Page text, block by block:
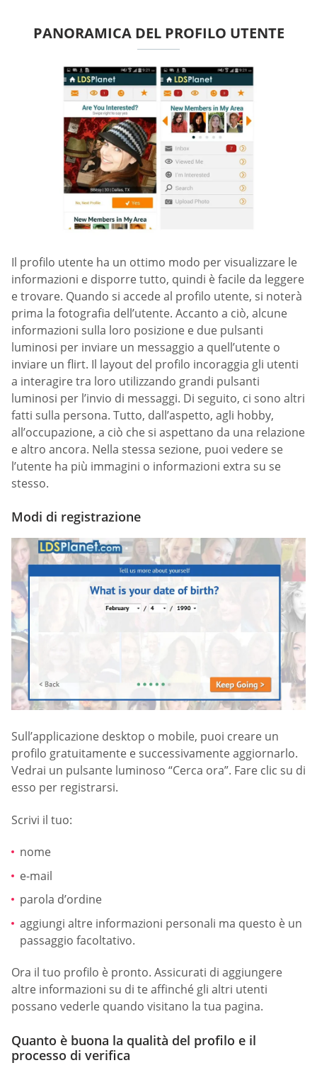
PANORAMICA DEL PROFILO UTENTE
Il profilo utente ha un ottimo modo per visualizzare le
informazioni e disporre tutto, quindi è facile da leggere
e trovare. Quando si accede al profilo utente, si noterà
prima la fotografia dell’utente. Accanto a ciò, alcune
informazioni sulla loro posizione e due pulsanti
luminosi per inviare un messaggio a quell’utente o
inviare un flirt. Il layout del profilo incoraggia gli utenti
a interagire tra loro utilizzando grandi pulsanti
luminosi per l’invio di messaggi. Di seguito, ci sono altri
fatti sulla persona. Tutto, dall’aspetto, agli hobby,
all’occupazione, a ciò che si aspettano da una relazione
e altro ancora. Nella stessa sezione, puoi vedere se
l’utente ha più immagini o informazioni extra su se
stesso.
Modi di registrazione
Sull’applicazione desktop o mobile, puoi creare un
profilo gratuitamente e successivamente aggiornarlo.
Vedrai un pulsante luminoso “Cerca ora”. Fare clic su di
esso per registrarsi.
Scrivi il tuo:
nome
e-mail
parola d’ordine
aggiungi altre informazioni personali ma questo è un
passaggio facoltativo.
Ora il tuo profilo è pronto. Assicurati di aggiungere
altre informazioni su di te affinché gli altri utenti
possano vederle quando visitano la tua pagina.
Quanto è buona la qualità del profilo e il
processo di verifica